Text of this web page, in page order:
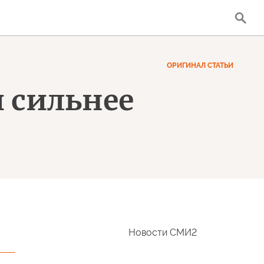
ОРИГИНАЛ СТАТЬИ
Новости СМИ2